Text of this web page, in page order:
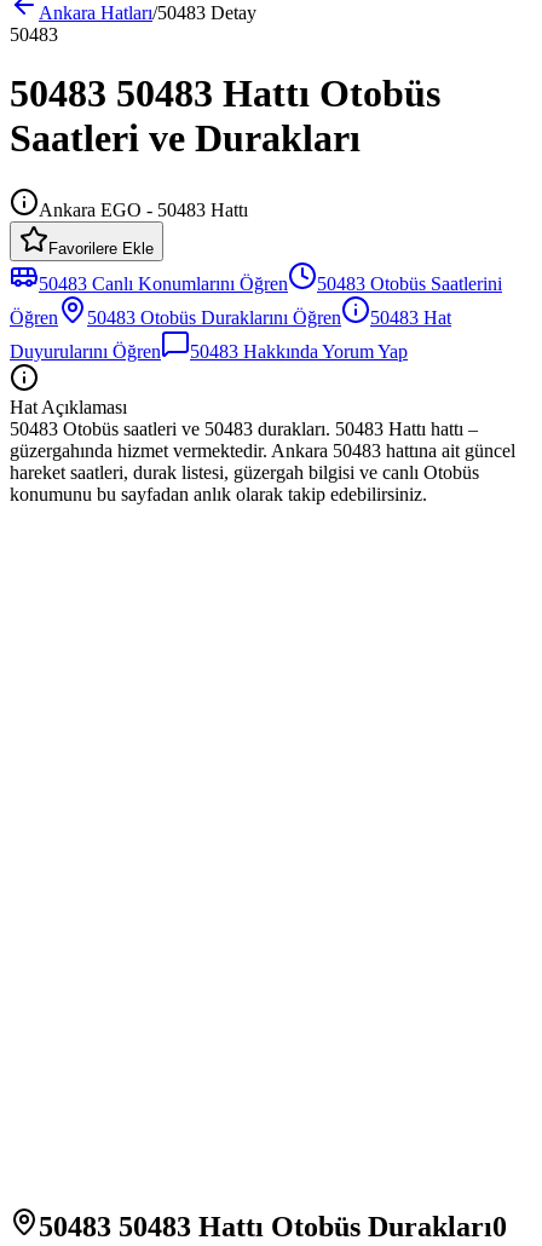
Ankara Hatları/50483 Detay
50483
50483 50483 Hattı Otobüs
Saatleri ve Durakları
Ankara EGO - 50483 Hattı
Favorilere Ekle
50483 Canlı Konumlarını Öğren 50483 Otobüs Saatlerini
Öğren
50483 Otobüs Duraklarını Öğren 50483 Hat
Duyurularını Öğren
50483 Hakkında Yorum Yap
Hat Açıklaması
50483 Otobüs saatleri ve 50483 durakları. 50483 Hattı hattı –
güzergahında hizmet vermektedir. Ankara 50483 hattına ait güncel
hareket saatleri, durak listesi, güzergah bilgisi ve canlı Otobüs
konumunu bu sayfadan anlık olarak takip edebilirsiniz.
50483 50483 Hattı Otobüs Durakları0